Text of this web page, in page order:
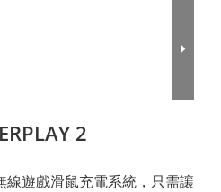
2
線遊戲滑鼠充電系統，只需讓